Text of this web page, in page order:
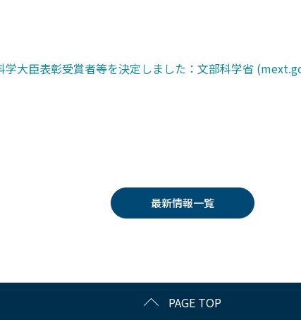
学大臣表彰受賞者等を決定しました：文部科学省
最新情報一覧
PAGE TOP